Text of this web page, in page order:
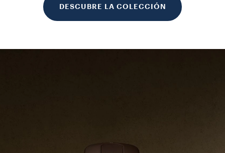
DESCUBRE LA COLECCIÓN